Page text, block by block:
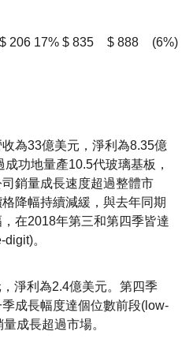
$ 206 17% $ 835 $ 888 (6%)
為33億美元，淨利為8.35億
功地量產10.5代玻璃基板，
銷量成長速度超過整體市
降幅持續減緩，與去年同期
在2018年第三和第四季皆達
。
淨利為2.4億美元。第四季
成長幅度達個位數前段(low-
成長超過市場。